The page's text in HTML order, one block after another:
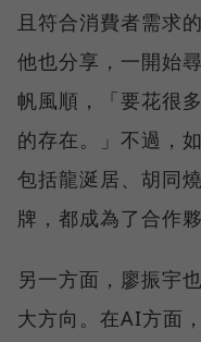
且符合消費者需求
他也分享，一開始
帆風順，「要花很
的存在。」不過，
包括龍涎居、胡同
牌，都成為了合作夥
另一方面，廖振宇
大方向。在AI方面